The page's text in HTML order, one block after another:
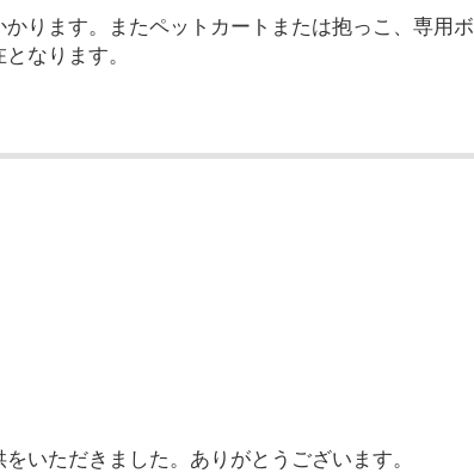
ります。またペットカートまたは抱っこ、専用ボ
なります。
いただきました。ありがとうございます。